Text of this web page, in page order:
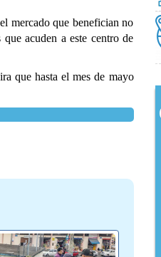
mercado que benefician no
acuden a este centro de
que hasta el mes de mayo